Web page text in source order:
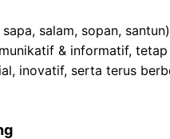
salam, sopan,
& informatif,
inovatif, serta terus